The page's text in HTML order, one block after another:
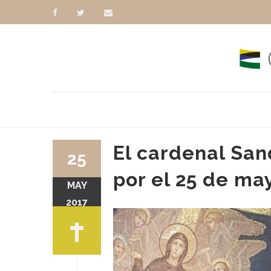
El cardenal
por el 25 de
25
MAY
2017